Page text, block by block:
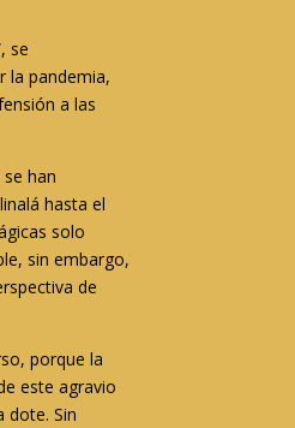
se
la pandemia,
a las
han
hasta el
solo
sin embargo,
de
porque la
este agravio
dote. Sin